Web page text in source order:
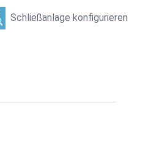
Schließanlage konfigurieren